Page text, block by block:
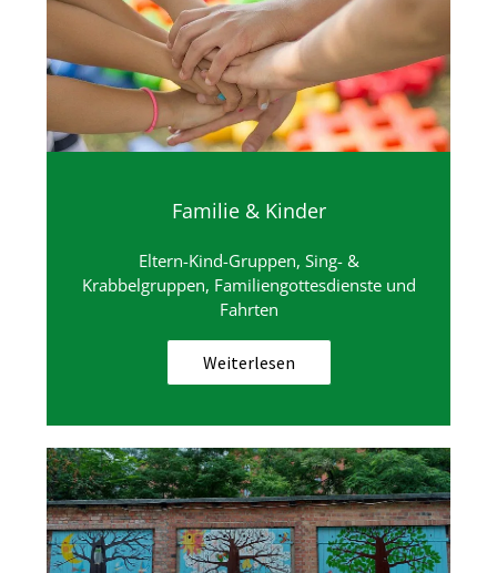
Familie & Kinder
Eltern-Kind-Gruppen, Sing- &
Krabbelgruppen, Familiengottesdienste und
Fahrten
Weiterlesen